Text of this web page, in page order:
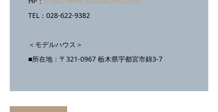
TEL：028-622-9382
＜モデルハウス＞
■所在地：〒321-0967 栃木県宇都宮市錦3-7